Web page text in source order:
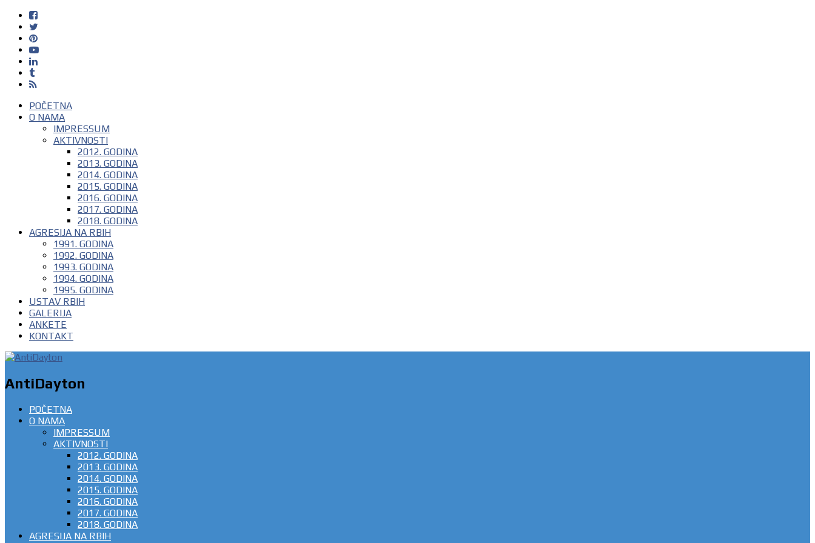
POČETNA
O NAMA
IMPRESSUM
AKTIVNOSTI
2012. GODINA
2013. GODINA
2014. GODINA
2015. GODINA
2016. GODINA
2017. GODINA
2018. GODINA
AGRESIJA NA RBIH
1991. GODINA
1992. GODINA
1993. GODINA
1994. GODINA
1995. GODINA
USTAV RBIH
GALERIJA
ANKETE
KONTAKT
AntiDayton
POČETNA
O NAMA
IMPRESSUM
AKTIVNOSTI
2012. GODINA
2013. GODINA
2014. GODINA
2015. GODINA
2016. GODINA
2017. GODINA
2018. GODINA
AGRESIJA NA RBIH